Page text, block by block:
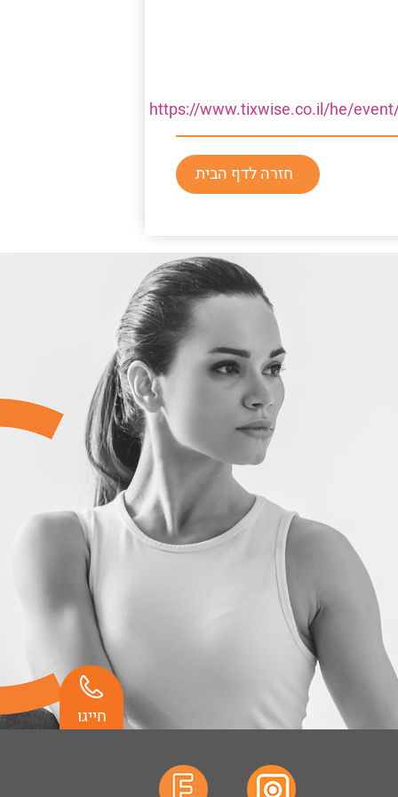
https://www.tixwise.co.il/he/
חזרה לדף הבית
חייגו